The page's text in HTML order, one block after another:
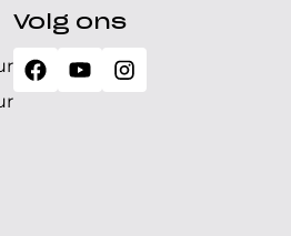
Volg ons